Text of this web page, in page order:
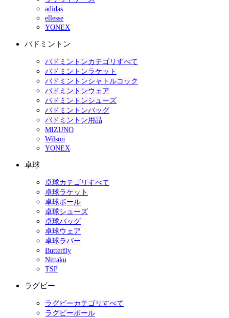
adidas
ellesse
YONEX
バドミントン
バドミントンカテゴリすべて
バドミントンラケット
バドミントンシャトルコック
バドミントンウェア
バドミントンシューズ
バドミントンバッグ
バドミントン用品
MIZUNO
Wilson
YONEX
卓球
卓球カテゴリすべて
卓球ラケット
卓球ボール
卓球シューズ
卓球バッグ
卓球ウェア
卓球ラバー
Butterfly
Nittaku
TSP
ラグビー
ラグビーカテゴリすべて
ラグビーボール